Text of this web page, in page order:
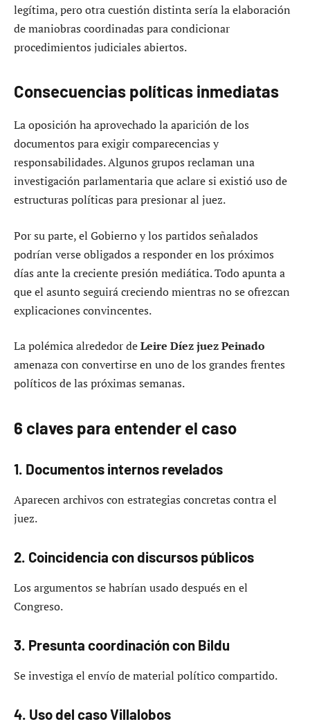
legítima, pero otra cuestión distinta sería la elaboración
de maniobras coordinadas para condicionar
procedimientos judiciales abiertos.
Consecuencias políticas inmediatas
La oposición ha aprovechado la aparición de los
documentos para exigir comparecencias y
responsabilidades. Algunos grupos reclaman una
investigación parlamentaria que aclare si existió uso de
estructuras políticas para presionar al juez.
Por su parte, el Gobierno y los partidos señalados
podrían verse obligados a responder en los próximos
días ante la creciente presión mediática. Todo apunta a
que el asunto seguirá creciendo mientras no se ofrezcan
explicaciones convincentes.
La polémica alrededor deLeire Díez juez Peinado
amenaza con convertirse en uno de los grandes frentes
políticos de las próximas semanas.
6 claves para entender el caso
1. Documentos internos revelados
Aparecen archivos con estrategias concretas contra el
juez.
2. Coincidencia con discursos públicos
Los argumentos se habrían usado después en el
Congreso.
3. Presunta coordinación con Bildu
Se investiga el envío de material político compartido.
4. Uso del caso Villalobos